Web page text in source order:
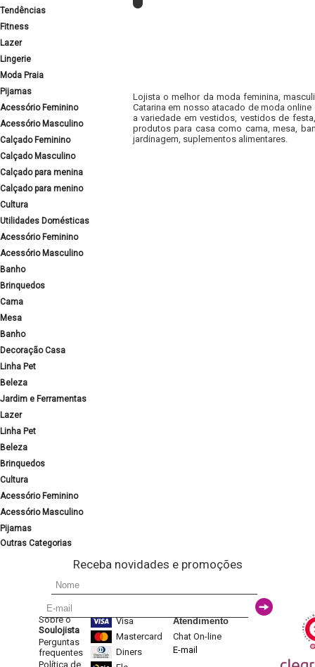
Tendências
Fitness
Lazer
Lingerie
Moda Praia
Pijamas
Acessório Feminino
Acessório Masculino
Calçado Feminino
Calçado Masculino
Calçado para menina
Calçado para menino
Cultura
Utilidades Domésticas
Acessório Feminino
Acessório Masculino
Banho
Brinquedos
Cama
Mesa
Banho
Decoração Casa
Linha Pet
Beleza
Jardim e Ferramentas
Lazer
Linha Pet
Beleza
Brinquedos
Cultura
Acessório Feminino
Acessório Masculino
Pijamas
Outras Categorias
Lojista o melhor da moda feminina,
Catarina em nosso atacado de moda
a variedade em vestidos, vestidos de
produtos para casa como cama, mesa,
jardinagem, suplementos alimentares.
Receba novidades e promoções
Sobre o
Soulojista
Perguntas
frequentes
Política de
Visa
Mastercard
Diners
Atendimento
Chat On-line
E-mail